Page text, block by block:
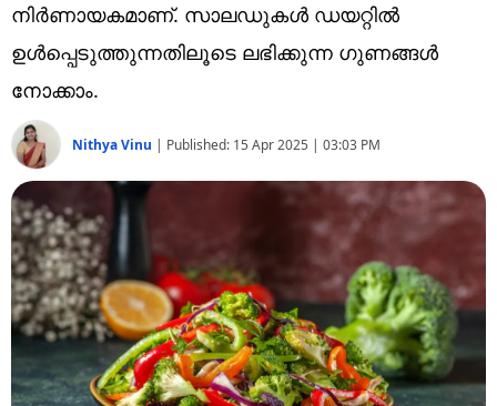
world
Technology
Religion
Web Story
Photo
Short Videos
നിർണായകമാണ്. സാലഡുകൾ ഡയറ്റിൽ
ഉൾപ്പെടുത്തുന്നതിലൂടെ ലഭിക്കുന്ന ​ഗുണങ്ങൾ
നോക്കാം.
Nithya Vinu | Published: 15 Apr 2025 | 03:03 PM